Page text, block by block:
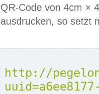
QR-Code von 4cm ×
ausdrucken, so setzt
http://